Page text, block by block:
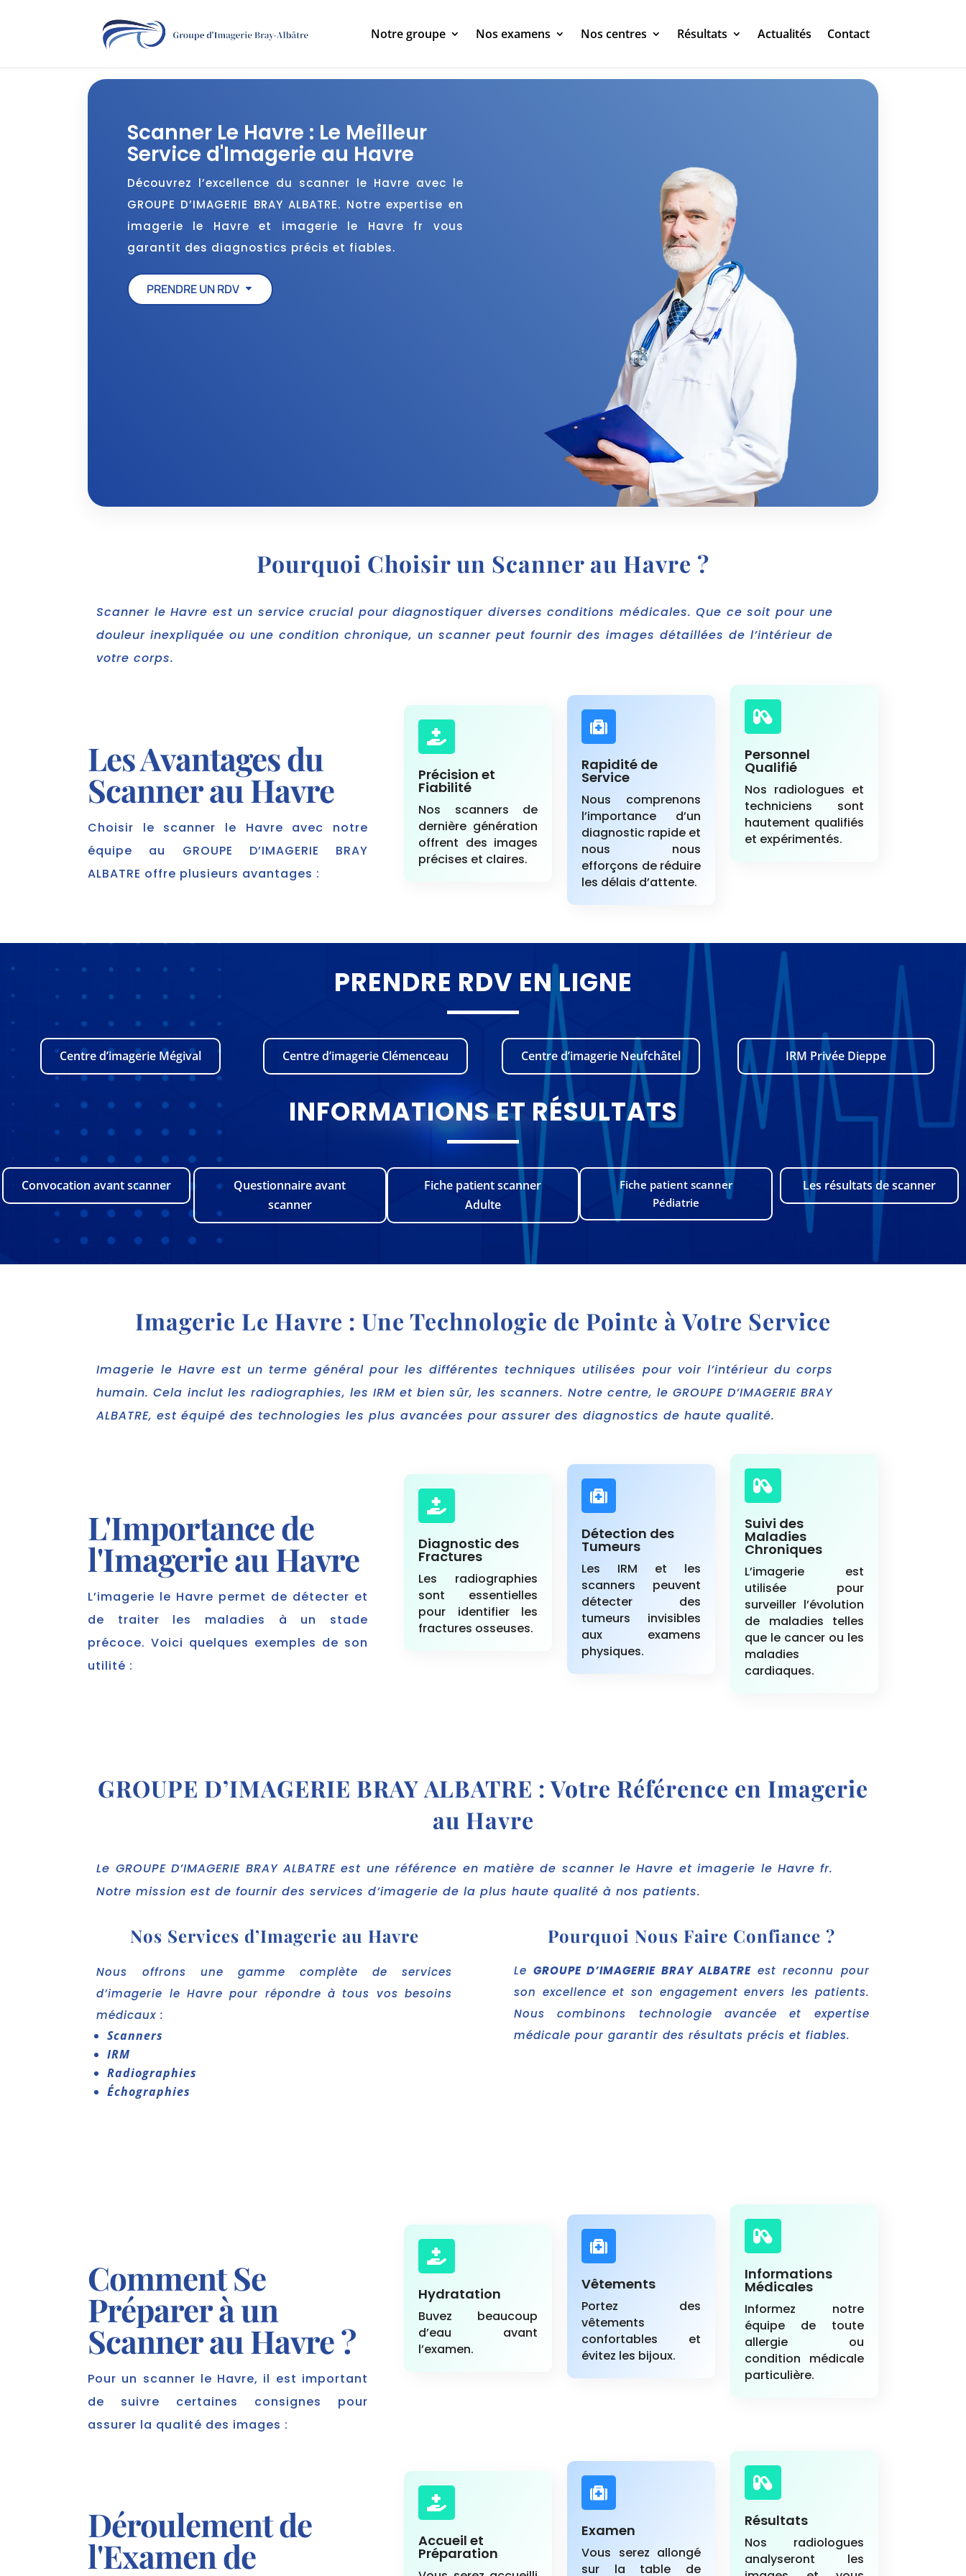
Notre groupe Nos examens Nos centres Résultats Actualités Contact
Scanner Le Havre : Le Meilleur
Service d'Imagerie au Havre
Découvrez l’excellence du scanner le Havre avec le
GROUPE D’IMAGERIE BRAY ALBATRE. Notre expertise en
imagerie le Havre et imagerie le Havre fr vous
garantit des diagnostics précis et fiables.
PRENDRE UN RDV
Pourquoi Choisir un Scanner au Havre ?
Scanner le Havre est un service crucial pour diagnostiquer diverses conditions médicales. Que ce soit pour une
douleur inexpliquée ou une condition chronique, un scanner peut fournir des images détaillées de l’intérieur de
votre corps.
Les Avantages du
Scanner au Havre
Choisir le scanner le Havre avec notre
équipe au GROUPE D’IMAGERIE BRAY
ALBATRE offre plusieurs avantages :

Précision et
Fiabilité
Nos scanners de
dernière génération
offrent des images
précises et claires.

Rapidité de
Service
Nous comprenons
l’importance d’un
diagnostic rapide et
nous nous
efforçons de réduire
les délais d’attente.

Personnel
Qualifié
Nos radiologues et
techniciens sont
hautement qualifiés
et expérimentés.
PRENDRE RDV EN LIGNE
Centre d’imagerie Mégival Centre d’imagerie Clémenceau Centre d’imagerie Neufchâtel IRM Privée Dieppe
INFORMATIONS ET RÉSULTATS
Convocation avant scanner
Questionnaire avant
scanner
Fiche patient scanner
Adulte
Fiche patient scanner
Pédiatrie
Les résultats de scanner
Imagerie Le Havre : Une Technologie de Pointe à Votre Service
Imagerie le Havre est un terme général pour les différentes techniques utilisées pour voir l’intérieur du corps
humain. Cela inclut les radiographies, les IRM et bien sûr, les scanners. Notre centre, le GROUPE D’IMAGERIE BRAY
ALBATRE, est équipé des technologies les plus avancées pour assurer des diagnostics de haute qualité.
L'Importance de
l'Imagerie au Havre
L’imagerie le Havre permet de détecter et
de traiter les maladies à un stade
précoce. Voici quelques exemples de son
utilité :

Diagnostic des
Fractures
Les radiographies
sont essentielles
pour identifier les
fractures osseuses.

Détection des
Tumeurs
Les IRM et les
scanners peuvent
détecter des
tumeurs invisibles
aux examens
physiques.

Suivi des
Maladies
Chroniques
L’imagerie est
utilisée pour
surveiller l’évolution
de maladies telles
que le cancer ou les
maladies
cardiaques.
GROUPE D’IMAGERIE BRAY ALBATRE : Votre Référence en Imagerie
au Havre
Le GROUPE D’IMAGERIE BRAY ALBATRE est une référence en matière de scanner le Havre et imagerie le Havre fr.
Notre mission est de fournir des services d’imagerie de la plus haute qualité à nos patients.
Nos Services d’Imagerie au Havre
Nous offrons une gamme complète de services
d’imagerie le Havre pour répondre à tous vos besoins
médicaux :
Scanners
IRM
Radiographies
Échographies
Pourquoi Nous Faire Confiance ?
LeGROUPE D’IMAGERIE BRAY ALBATREest reconnu pour
son excellence et son engagement envers les patients.
Nous combinons technologie avancée et expertise
médicale pour garantir des résultats précis et fiables.
Comment Se
Préparer à un
Scanner au Havre ?
Pour un scanner le Havre, il est important
de suivre certaines consignes pour
assurer la qualité des images :

Hydratation
Buvez beaucoup
d’eau avant
l’examen.

Vêtements
Portez des
vêtements
confortables et
évitez les bijoux.

Informations
Médicales
Informez notre
équipe de toute
allergie ou
condition médicale
particulière.
Déroulement de
l'Examen de

Accueil et
Préparation

Examen
Vous serez allongé
sur la table de

Résultats
Nos radiologues
analyseront les